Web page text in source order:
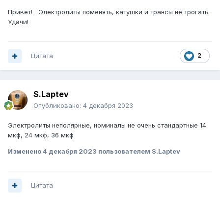
Привет! Электролиты поменять, катушки и трансы не трогать.
Удачи!
2
Цитата
S.Laptev
Опубликовано: 4 декабря 2023
Электролиты неполярные, номиналы не очень стандартные 14
мкф, 24 мкф, 36 мкф
Изменено4 декабря 2023 пользователем S.Laptev
Цитата